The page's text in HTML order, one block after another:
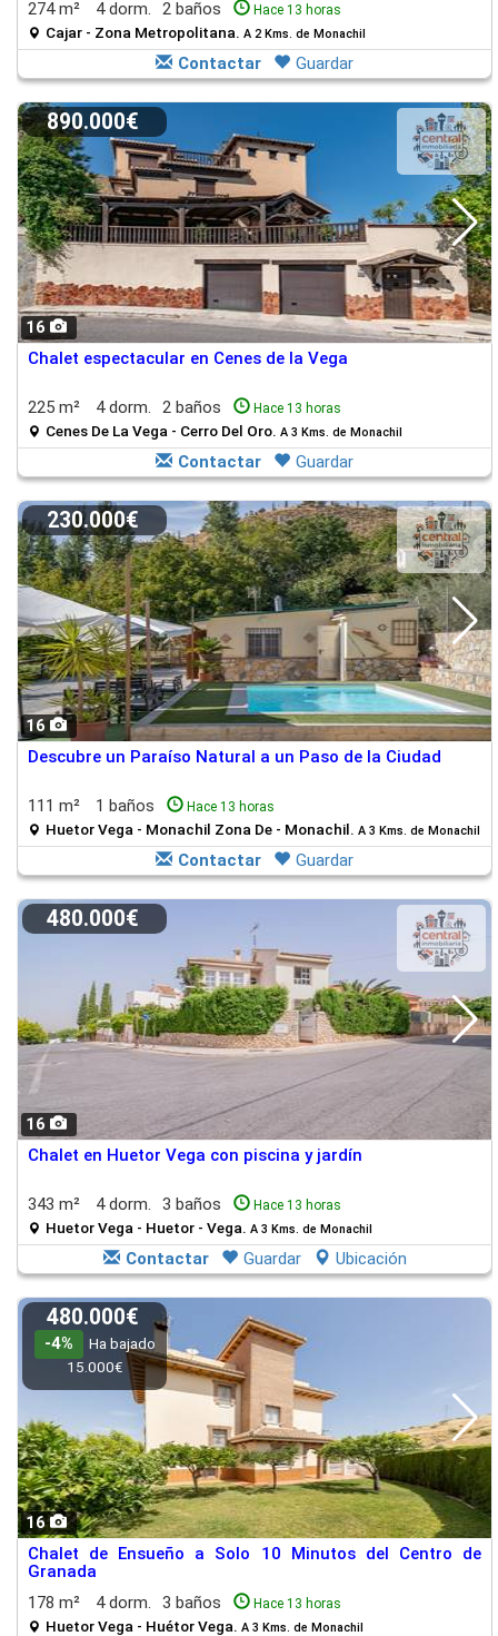
274 m² 4 dorm. 2 baños Hace 13 horas
Cajar - Zona Metropolitana. A 2 Kms. de Monachil
Contactar Guardar
16
890.000€
Chalet espectacular en Cenes de la Vega
225 m² 4 dorm. 2 baños Hace 13 horas
Cenes De La Vega - Cerro Del Oro. A 3 Kms. de Monachil
Contactar Guardar
16
230.000€
Descubre un Paraíso Natural a un Paso de la Ciudad
111 m² 1 baños Hace 13 horas
Huetor Vega - Monachil Zona De - Monachil. A 3 Kms. de Monachil
Contactar Guardar
16
480.000€
Chalet en Huetor Vega con piscina y jardín
343 m² 4 dorm. 3 baños Hace 13 horas
Huetor Vega - Huetor - Vega. A 3 Kms. de Monachil
Contactar Guardar Ubicación
16
480.000€
-4%
Ha bajado
15.000€
Chalet de Ensueño a Solo 10 Minutos del Centro de
Granada
178 m²
4 dorm. 3 baños Hace 13 horas
Huetor Vega - Huétor Vega. A 3 Kms. de Monachil